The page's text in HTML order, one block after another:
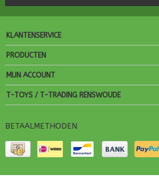
KLANTENSERVICE
PRODUCTEN
MIJN ACCOUNT
T-TOYS / T-TRADING RENSWOUDE
BETAALMETHODEN